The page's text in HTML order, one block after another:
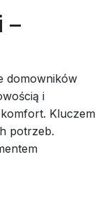
–
domowników
i
Kluczem
potrzeb.